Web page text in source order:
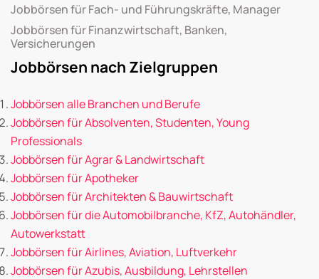
Jobbörsen für Fach- und Führungskräfte, Manager
Jobbörsen für Finanzwirtschaft, Banken,
Versicherungen
Jobbörsen nach Zielgruppen
Jobbörsen alle Branchen und Berufe
Jobbörsen für Absolventen, Studenten, Young
Professionals
Jobbörsen für Agrar & Landwirtschaft
Jobbörsen für Apotheker
Jobbörsen für Architekten & Bauwirtschaft
Jobbörsen für die Automobilbranche, KfZ, Autohändler,
Autowerkstatt
Jobbörsen für Airlines, Aviation, Luftverkehr
Jobbörsen für Azubis, Ausbildung, Lehrstellen